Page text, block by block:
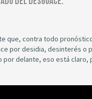
que, contra todo
por desidia, desinterés
por delante, eso está